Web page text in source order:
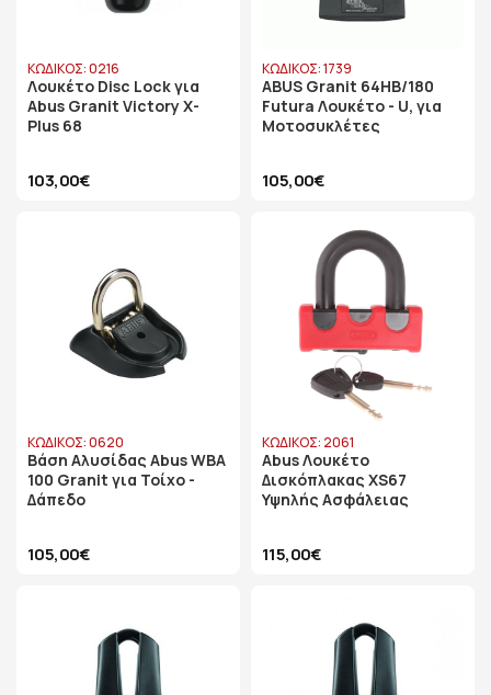
ΚΩΔΙΚΟΣ: 0216
Λουκέτο Disc Lock για
Abus Granit Victory X-
Plus 68
103,00€
ΚΩΔΙΚΟΣ: 1739
ABUS Granit 64HB/180
Futura Λουκέτο - U, για
Μοτοσυκλέτες
105,00€
ΚΩΔΙΚΟΣ: 0620
Βάση Αλυσίδας Abus WBA
100 Granit για Τοίχο -
Δάπεδο
105,00€
ΚΩΔΙΚΟΣ: 2061
Abus Λουκέτο
Δισκόπλακας XS67
Υψηλής Aσφάλειας
115,00€